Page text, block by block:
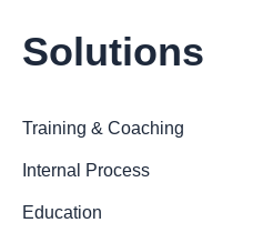
Solutions
Training & Coaching
Internal Process
Education